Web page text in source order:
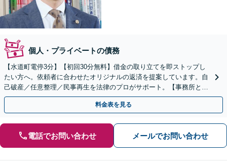
個人・プライベートの債務
【水道町電停3分】【初回30分無料】借金の取り立てを即ストップし
たい方へ。依頼者に合わせたオリジナルの返済を提案しています。自
己破産／任意整理／民事再生を法律のプロがサポート。【事務所とし
て相談年間200件以上】
料金表を見る
電話でお問い合わせ メールでお問い合わせ